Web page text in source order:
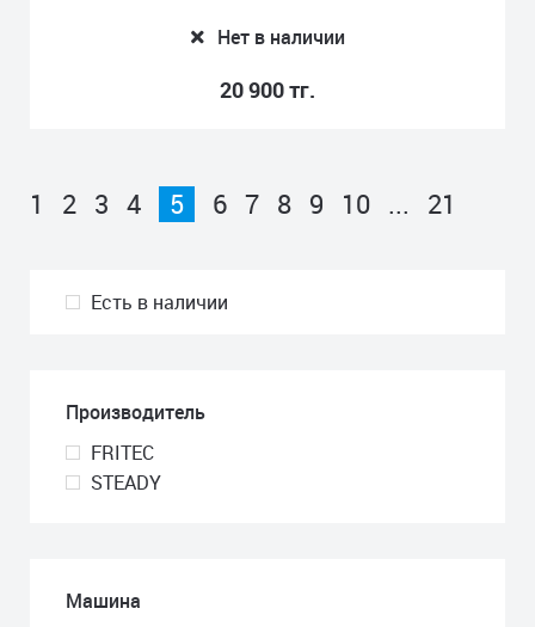
Есть в наличии
Производитель
FRITEC
STEADY
Машина
Нет в наличии
20 900 тг.
1 2 3 4 5 6 7 8 9 10 ... 21